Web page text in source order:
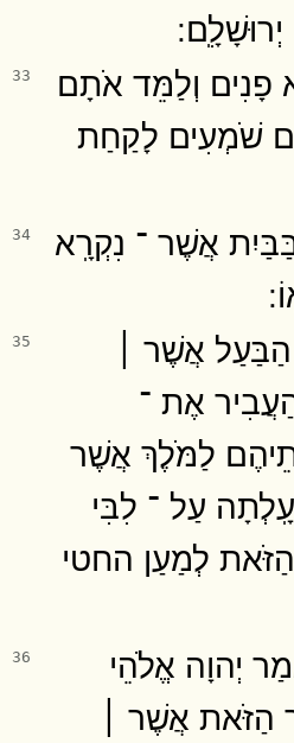
׃
33
פָנִים וְלַמֵּד אֹתָם
שֹׁמְעִים לָקַחַת
34
אֲשֶׁר ־ נִקְרָֽא
35
אֲשֶׁר ׀
אֶת ־
לַמֹּלֶךְ אֲשֶׁר
עַל ־ לִבִּי
לְמַעַן החטי
36
יְהוָה אֱלֹהֵי
הַזֹּאת אֲשֶׁר ׀